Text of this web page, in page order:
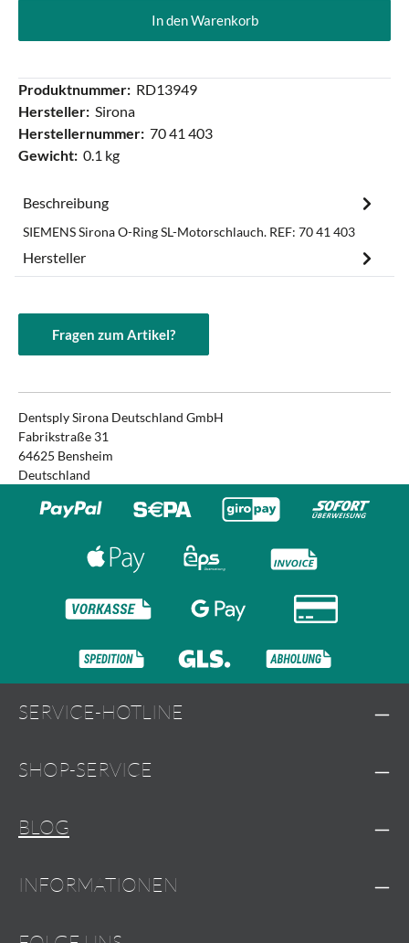
In den Warenkorb
Produktnummer: RD13949
Hersteller: Sirona
Herstellernummer: 70 41 403
Gewicht: 0.1 kg
Beschreibung
SIEMENS Sirona O-Ring SL-Motorschlauch. REF: 70 41 403
Hersteller
Fragen zum Artikel?
Dentsply Sirona Deutschland GmbH
Fabrikstraße 31
64625 Bensheim
Deutschland
SERVICE-HOTLINE
SHOP-SERVICE
BLOG
INFORMATIONEN